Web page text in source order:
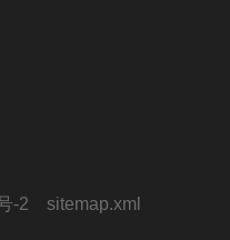
-2 sitemap.xml